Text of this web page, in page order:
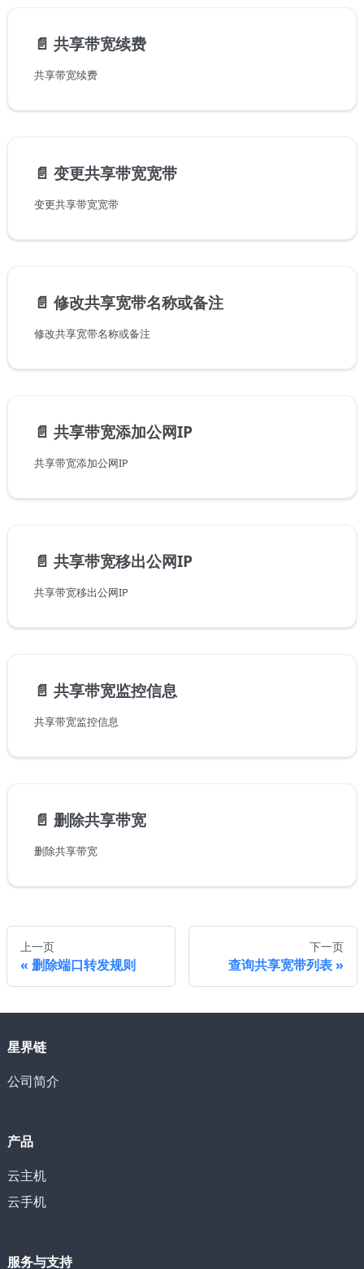
📄️ 共享带宽续费
共享带宽续费
📄️ 变更共享带宽宽带
变更共享带宽宽带
📄️ 修改共享宽带名称或备注
修改共享宽带名称或备注
📄️ 共享带宽添加公网IP
共享带宽添加公网IP
📄️ 共享带宽移出公网IP
共享带宽移出公网IP
📄️ 共享带宽监控信息
共享带宽监控信息
📄️ 删除共享带宽
删除共享带宽
上一页
删除端口转发规则
下一页
查询共享宽带列表
星界链
公司简介
产品
云主机
云手机
服务与支持